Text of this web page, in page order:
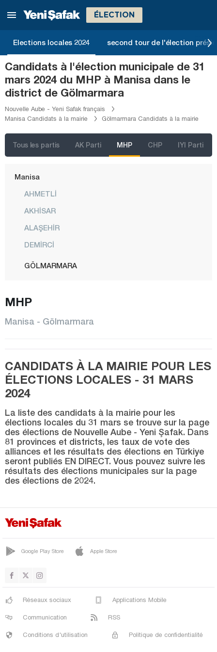
ÉLECTION
Elections locales 2024 second tour de l'élection
Candidats à l'élection municipale de 31
mars 2024 du MHP à Manisa dans le
district de Gölmarmara
Nouvelle Aube - Yeni Safak français
Manisa Candidats à la mairie
Gölmarmara Candidats à la mairie
Tous les partis AK Parti MHP CHP IYI Parti
Kayseri
Kırıkkale
Kırklareli
Kırşehir
Kocaeli
Konya
Malatya
Manisa
AHMETLİ
AKHİSAR
ALAŞEHİR
DEMİRCİ
GÖLMARMARA
KIRKAĞAÇ
KÖPRÜBAŞI
SALİHLİ
SARIGÖL
SARUHANLI
SELENDİ
SOMA
TURGUTLU
YUNUSEMRE
Mardin
Muğla
Muş
Nevşehir
Niğde
Ordu
Osmaniye
Rize
Sakarya
MHP
Manisa - Gölmarmara
CANDIDATS À LA MAIRIE POUR LES
ÉLECTIONS LOCALES - 31 MARS
2024
La liste des candidats à la mairie pour les
élections locales du 31 mars se trouve sur la page
des élections de Nouvelle Aube - Yeni Şafak. Dans
81 provinces et districts, les taux de vote des
alliances et les résultats des élections en Türkiye
seront publiés EN DIRECT. Vous pouvez suivre les
résultats des élections municipales sur la page
des élections de 2024.
Google Play Store Apple Store
Réseaux sociaux Applications Mobile
Communication RSS
Conditions d'utilisation Politique de confidentialité